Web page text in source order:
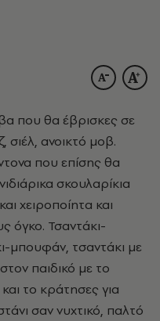
που θα έβρισκες σε
σιέλ, ανοικτό μοβ.
που επίσης θα
σκουλαρίκια
χειροποίητα και
όγκο. Τσαντάκι-
μπουφάν, τσαντάκι με
παιδικό με το
το κράτησες για
σαν νυχτικό, παλτό